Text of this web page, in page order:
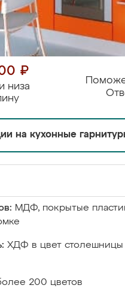
₽
низа
на кухонные
МДФ, покрытые
ХДФ в цвет столешницы
200 цветов